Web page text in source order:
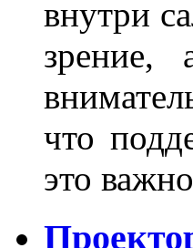
внутри
что
это